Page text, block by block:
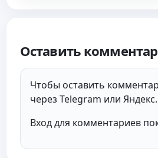
Оставить
Чтобы оставить
через Telegram или Яндекс.
Вход для комментариев